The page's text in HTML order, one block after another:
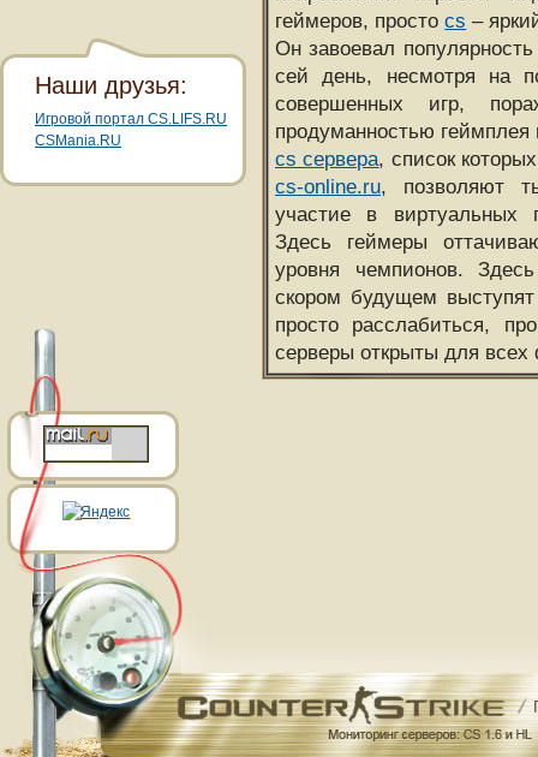
геймеров, простоcs –
Он завоевал
сей день, несмотря на
совершенных игр,
продуманностью
cs сервера, список
cs-online.ru, позволяют
участие в виртуальных
Здесь геймеры
уровня чемпионов.
скором будущем
просто расслабиться,
серверы открыты для всех
Наши друзья:
Игровой портал CS.LIFS.RU
CSMania.RU